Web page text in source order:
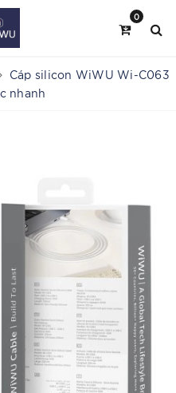
0
Cáp silicon WiWU Wi-C063
nhanh